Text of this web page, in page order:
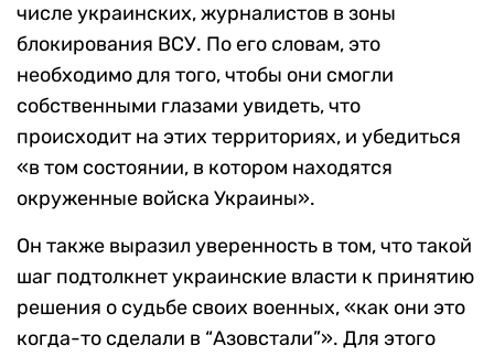
числе украинских, журналистов в зоны
блокирования ВСУ. По его словам, это
необходимо для того, чтобы они смогли
собственными глазами увидеть, что
происходит на этих территориях, и убедиться
«в том состоянии, в котором находятся
окруженные войска Украины».
Он также выразил уверенность в том, что такой
шаг подтолкнет украинские власти к принятию
решения о судьбе своих военных, «как они это
когда-то сделали в “Азовстали”». Для этого